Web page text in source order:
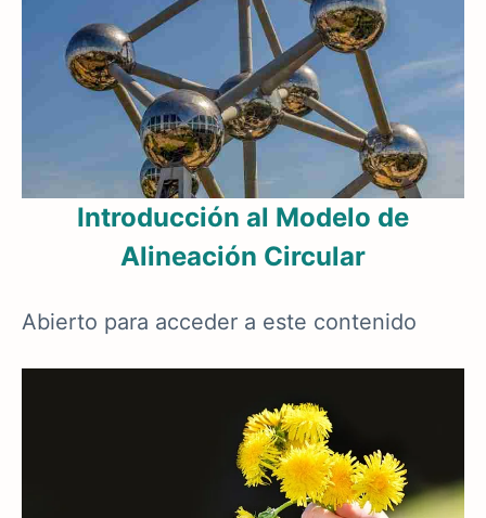
Introducción al Modelo de
Alineación Circular
Abierto para acceder a este contenido